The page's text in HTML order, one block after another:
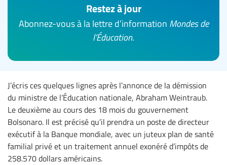
Restez à jour
Abonnez-vous à la lettre d’information Mondes de
l’Éducation.
J’écris ces quelques lignes après l’annonce de la démission
du ministre de l’Éducation nationale, Abraham Weintraub.
Le deuxième au cours des 18 mois du gouvernement
Bolsonaro. Il est précisé qu’il prendra un poste de directeur
exécutif à la Banque mondiale, avec un juteux plan de santé
familial privé et un traitement annuel exonéré d’impôts de
258.570 dollars américains.